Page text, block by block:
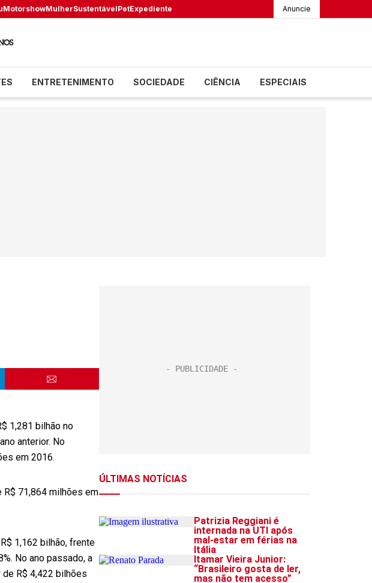
MotorshowMulherSustentávelPetExpediente Anuncie
ENTRETENIMENTO SOCIEDADE CIÊNCIA ESPECIAIS
1,281 bilhão no
anterior. No
em 2016.
R$ 71,864 milhões em
1,162 bilhão, frente
No ano passado, a
R$ 4,422 bilhões